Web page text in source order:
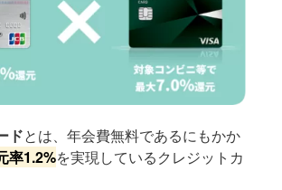
ドとは、年会費無料であるにもかか
率1.2%を実現しているクレジットカ